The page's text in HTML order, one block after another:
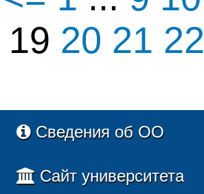
19 20 21 22
Сведения об ОО
Сайт университета